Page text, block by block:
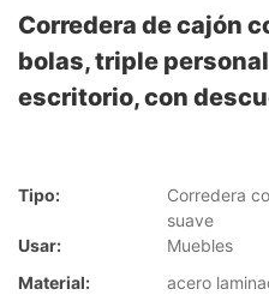
Corredera de cajón
bolas, triple
escritorio, con
Tipo:
Corredera
suave
Usar:
Muebles
Material:
acero